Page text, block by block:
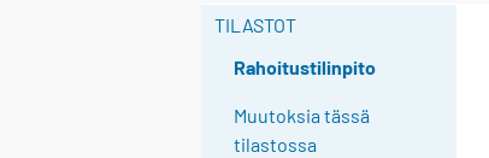
TILASTOT
Rahoitustilinpito
Muutoksia tässä
tilastossa